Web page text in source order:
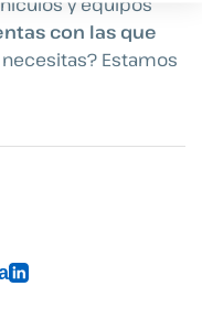
con las que
necesitas? Estamos